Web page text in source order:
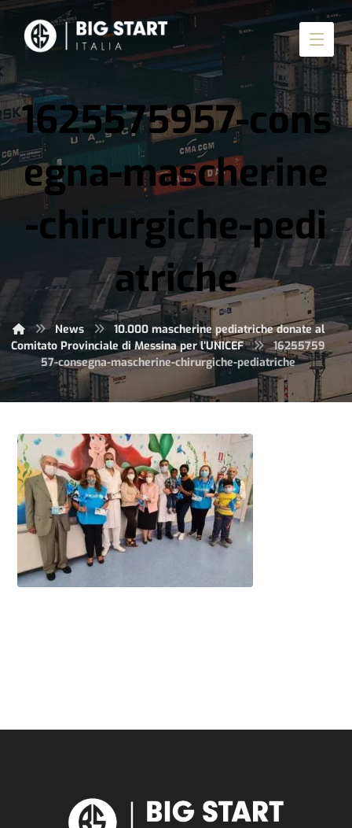
1625575957-cons
egna-mascherine
-chirurgiche-pedi
atriche
News
10.000 mascherine pediatriche donate al
Comitato Provinciale di Messina per l’UNICEF
16255759
57-consegna-mascherine-chirurgiche-pediatriche